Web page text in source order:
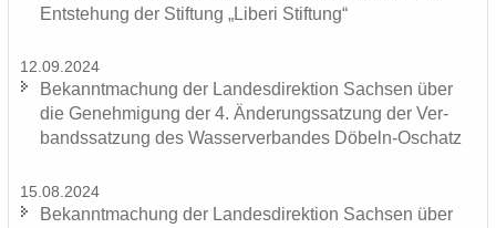
Ent­ste­hung der Stif­tung „Li­be­ri Stif­tung“
12.09.2024
Be­kannt­ma­chung der Lan­des­di­rek­ti­on Sach­sen über
die Ge­neh­mi­gung der 4. Än­de­rungs­sat­zung der Ver­
bands­sat­zung des Was­ser­ver­ban­des Döbeln-​Oschatz
15.08.2024
Be­kannt­ma­chung der Lan­des­di­rek­ti­on Sach­sen über